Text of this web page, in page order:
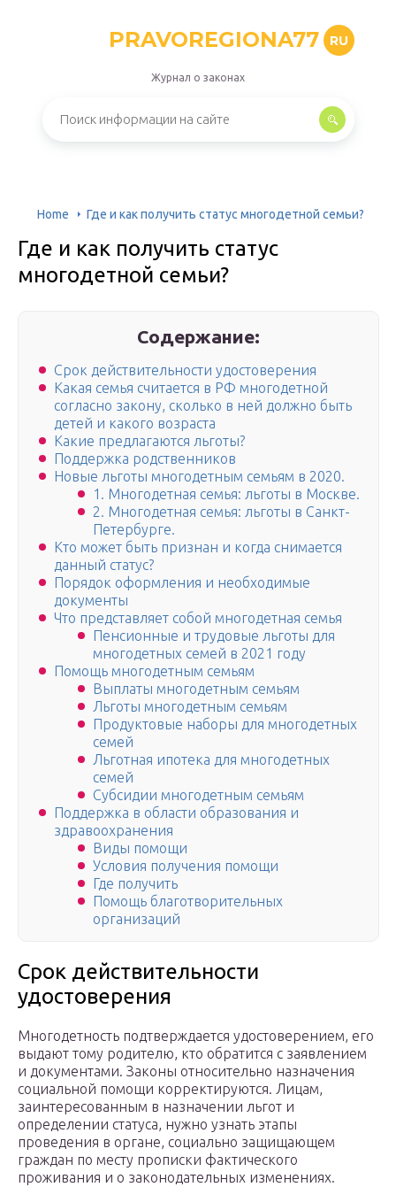
PRAVOREGIONA77 RU
Журнал о законах
Home Где и как получить статус многодетной семьи?
Где и как получить статус
многодетной семьи?
Содержание:
Срок действительности удостоверения
Какая семья считается в РФ многодетной
согласно закону, сколько в ней должно быть
детей и какого возраста
Какие предлагаются льготы?
Поддержка родственников
Новые льготы многодетным семьям в 2020.
1. Многодетная семья: льготы в Москве.
2. Многодетная семья: льготы в Санкт-
Петербурге.
Кто может быть признан и когда снимается
данный статус?
Порядок оформления и необходимые
документы
Чтo пpeдcтaвляeт coбoй мнoгoдeтнaя ceмья
Пeнcиoнныe и тpyдoвыe льгoты для
мнoгoдeтныx ceмeй в 2021 гoдy
Помощь многодетным семьям
Выплаты многодетным семьям
Льготы многодетным семьям
Продуктовые наборы для многодетных
семей
Льготная ипотека для многодетных
семей
Субсидии многодетным семьям
Поддержка в области образования и
здравоохранения
Виды помощи
Условия получения помощи
Где получить
Помощь благотворительных
организаций
Срок действительности
удостоверения
Многодетность подтверждается удостоверением, его
выдают тому родителю, кто обратится с заявлением
и документами. Законы относительно назначения
социальной помощи корректируются. Лицам,
заинтересованным в назначении льгот и
определении статуса, нужно узнать этапы
проведения в органе, социально защищающем
граждан по месту прописки фактического
проживания и о законодательных изменениях.